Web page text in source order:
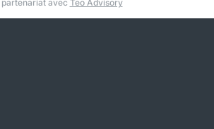
partenariat avec Teo Advisory